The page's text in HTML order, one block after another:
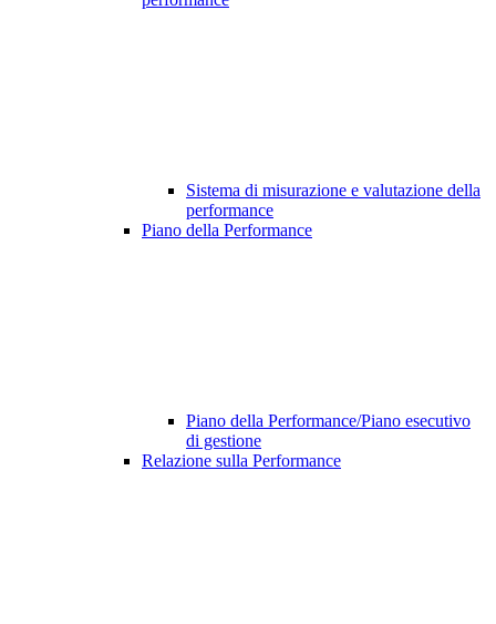
Sistema di misurazione e valutazione della
performance
Piano della Performance
Piano della Performance/Piano esecutivo
di gestione
Relazione sulla Performance